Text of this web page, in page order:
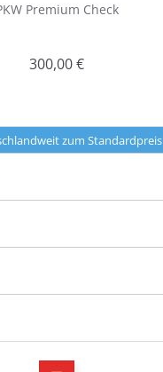
Premium Check
300,00 €
zum Standardpreis